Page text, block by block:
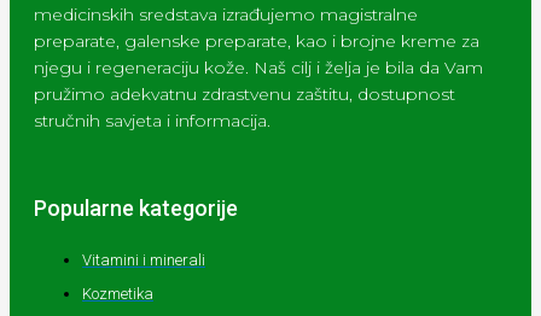
medicinskih sredstava izrađujemo magistralne
preparate, galenske preparate, kao i brojne kreme za
njegu i regeneraciju kože. Naš cilj i želja je bila da Vam
pružimo adekvatnu zdrastvenu zaštitu, dostupnost
stručnih savjeta i informacija.
Popularne kategorije
Vitamini i minerali
Kozmetika